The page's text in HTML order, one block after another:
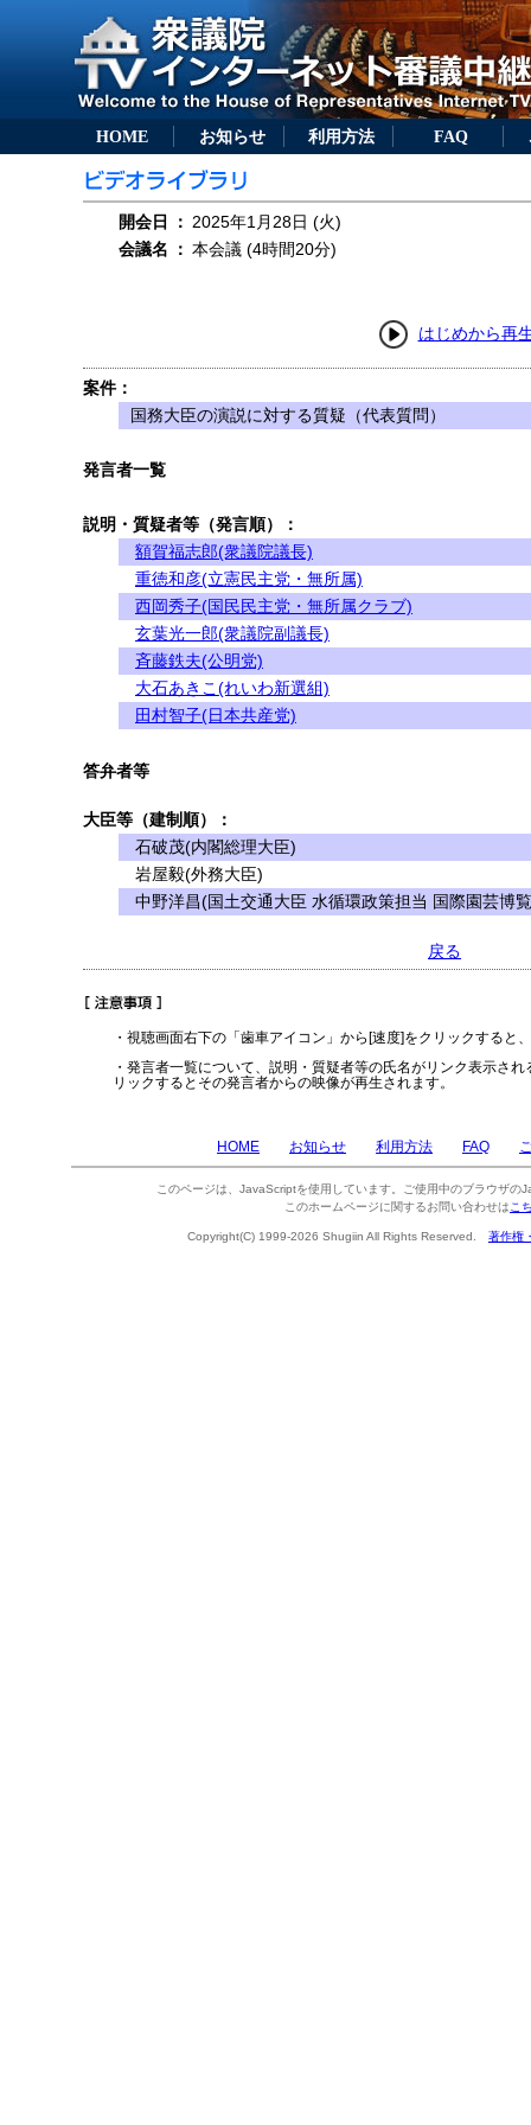
HOME お知らせ 利用方法 FAQ
開会日 ： 2025年1月28日 (火)
会議名
： 本会議 (4時間20分)
はじめから再
案件：
国務大臣の演説に対する質疑（代表質問）
発言者一覧
説明・質疑者等（発言順）：
額賀福志郎(衆議院議長)
重徳和彦(立憲民主党・無所属)
西岡秀子(国民民主党・無所属クラブ)
玄葉光一郎(衆議院副議長)
斉藤鉄夫(公明党)
大石あきこ(れいわ新選組)
田村智子(日本共産党)
答弁者等
大臣等（建制順）：
石破茂(内閣総理大臣)
岩屋毅(外務大臣)
中野洋昌(国土交通大臣 水循環政策担当 国際園芸博
戻る
・視聴画面右下の「歯車アイコン」から[速度]をクリックすると
・発言者一覧について、説明・質疑者等の氏名がリンク表示さ
リックするとその発言者からの映像が再生されます。
HOME お知らせ 利用方法 FAQ
このページは、JavaScriptを使用しています。ご使用中のブラウザの
このホームページに関するお問い合わせは こ
Copyright(C) 1999-2026 Shugiin All Rights Reserved. 著作権